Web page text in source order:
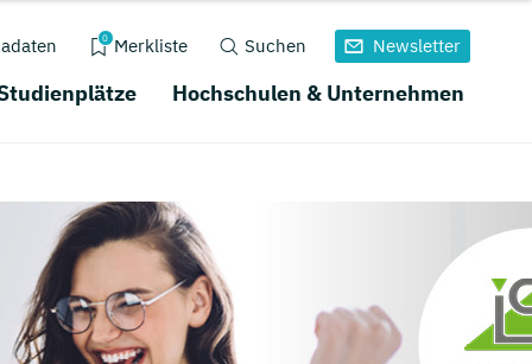
0 Merkliste Suchen Newsletter
Hochschulen & Unternehmen